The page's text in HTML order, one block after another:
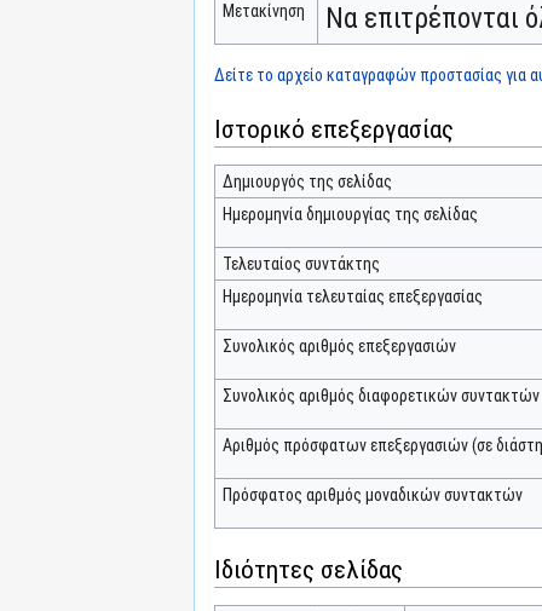
Μετακίνηση Να επιτρέπονται
Δείτε το αρχείο καταγραφών προστασίας για
Ιστορικό επεξεργασίας
Δημιουργός της σελίδας
Ημερομηνία δημιουργίας της σελίδας
Τελευταίος συντάκτης
Ημερομηνία τελευταίας επεξεργασίας
Συνολικός αριθμός επεξεργασιών
Συνολικός αριθμός διαφορετικών συντακτών
Αριθμός πρόσφατων επεξεργασιών (σε
Πρόσφατος αριθμός μοναδικών συντακτών
Ιδιότητες σελίδας